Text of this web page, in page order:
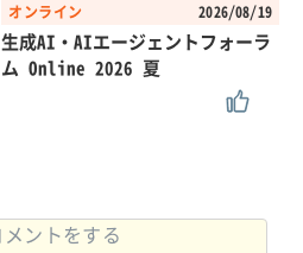
オンライン 2026/08/19
生成AI・AIエージェントフォーラ
ム Online 2026 夏